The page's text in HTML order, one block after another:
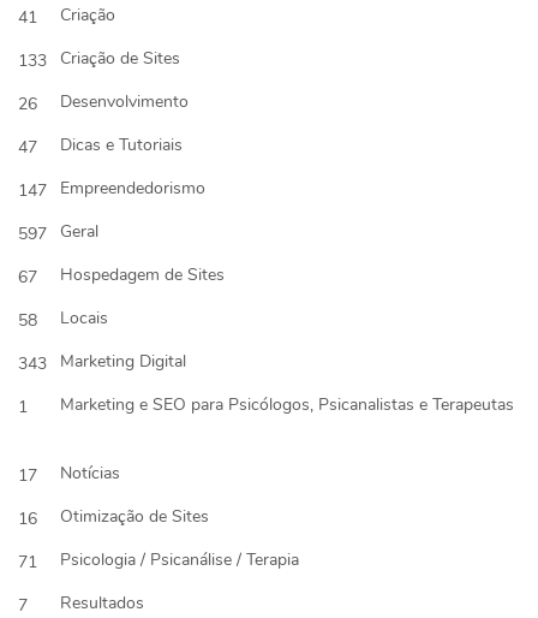
41
Criação
133
Criação de Sites
26
Desenvolvimento
47
Dicas e Tutoriais
147
Empreendedorismo
597
Geral
67
Hospedagem de Sites
58
Locais
343
Marketing Digital
1
Marketing e SEO para Psicólogos, Psicanalistas e Terapeutas
17
Notícias
16
Otimização de Sites
71
Psicologia / Psicanálise / Terapia
7
Resultados